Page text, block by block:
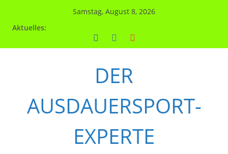
Samstag, August 8, 2026
Aktuelles:
DER
AUSDAUERSPORT-
EXPERTE